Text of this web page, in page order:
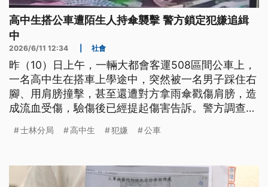
高中生搭公車遭陌生人持傘襲擊 警方鎖定犯嫌追緝
中
2026/6/11 12:34 社會
昨（10）日上午，一輛大都會客運508區間公車上，
一名高中生在搭車上學途中，突然被一名男子踩住右
腳、用肩膀撞擊，甚至還遭對方拿雨傘戳傷肩膀，造
成流血受傷，驗傷後已經提起傷害告訴。警方調查兩
男子到案，釐清犯案動機。
士林分局 高中生 犯嫌 公車